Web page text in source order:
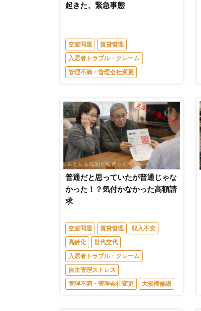
起きた、緊急事態
空室問題
賃貸管理
入居者トラブル・クレーム
管理不満・管理会社変更
普通だと思っていたが普通じゃな
かった！？気付かなかった高額請
求
空室問題 賃貸管理
収入不安
高齢化
世代交代
入居者トラブル・クレーム
自主管理ストレス
管理不満・管理会社変更
大規模修繕